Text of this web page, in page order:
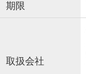
期限
取扱会社